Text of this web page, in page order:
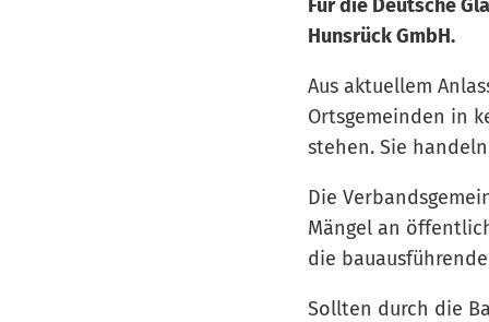
Für die Deutsche
Hunsrück GmbH.
Aus aktuellem
Ortsgemeinden in
stehen. Sie
Die
Mängel an
die
Sollten durch die